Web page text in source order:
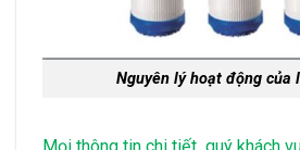
Nguyên lý hoạt động của